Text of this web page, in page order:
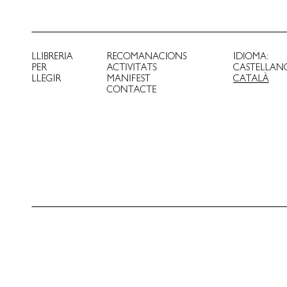
LLIBRERIA
PER
LLEGIR
RECOMANACIONS
ACTIVITATS
MANIFEST
CONTACTE
IDIOMA:
CATALÀ